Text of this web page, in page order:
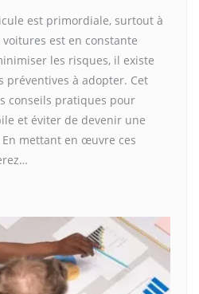
est primordiale, surtout à
est en constante
les risques, il existe
préventives à adopter. Cet
conseils pratiques pour
et éviter de devenir une
mettant en œuvre ces